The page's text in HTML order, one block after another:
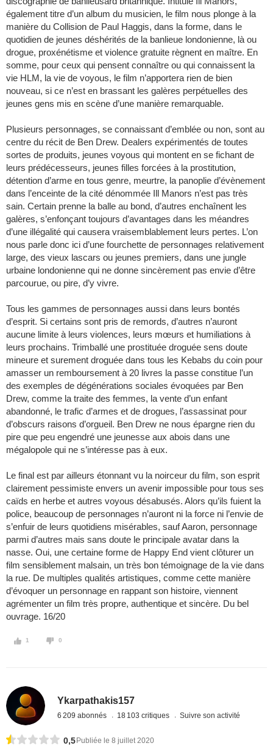
également titre d’un album du musicien, le film nous plonge à la
manière du Collision de Paul Haggis, dans la forme, dans le
quotidien de jeunes déshérités de la banlieue londonienne, là ou
drogue, proxénétisme et violence gratuite règnent en maître. En
somme, pour ceux qui pensent connaître ou qui connaissent la
vie HLM, la vie de voyous, le film n’apportera rien de bien
nouveau, si ce n’est en brassant les galères perpétuelles des
jeunes gens mis en scène d’une manière remarquable.
Plusieurs personnages, se connaissant d’emblée ou non, sont au
centre du récit de Ben Drew. Dealers expérimentés de toutes
sortes de produits, jeunes voyous qui montent en se fichant de
leurs prédécesseurs, jeunes filles forcées à la prostitution,
détention d’arme en tous genre, meurtre, la panoplie d’évènement
dans l’enceinte de la cité dénommée Ill Manors n’est pas très
sain. Certain prenne la balle au bond, d’autres enchaînent les
galères, s’enfonçant toujours d’avantages dans les méandres
d’une illégalité qui causera vraisemblablement leurs pertes. L’on
nous parle donc ici d’une fourchette de personnages relativement
large, des vieux lascars ou jeunes premiers, dans une jungle
urbaine londonienne qui ne donne sincèrement pas envie d’être
parcourue, ou pire, d’y vivre.
Tous les gammes de personnages aussi dans leurs bontés
d’esprit. Si certains sont pris de remords, d’autres n’auront
aucune limite à leurs violences, leurs mœurs et humiliations à
leurs prochains. Trimballé une prostituée droguée sens doute
mineure et surement droguée dans tous les Kebabs du coin pour
amasser un remboursement à 20 livres la passe constitue l’un
des exemples de dégénérations sociales évoquées par Ben
Drew, comme la traite des femmes, la vente d’un enfant
abandonné, le trafic d’armes et de drogues, l’assassinat pour
d’obscurs raisons d’orgueil. Ben Drew ne nous épargne rien du
pire que peu engendré une jeunesse aux abois dans une
mégalopole qui ne s’intéresse pas à eux.
Le final est par ailleurs étonnant vu la noirceur du film, son esprit
clairement pessimiste envers un avenir impossible pour tous ses
caïds en herbe et autres voyous désabusés. Alors qu’ils fuient la
police, beaucoup de personnages n’auront ni la force ni l’envie de
s’enfuir de leurs quotidiens misérables, sauf Aaron, personnage
parmi d’autres mais sans doute le principale avatar dans la
nasse. Oui, une certaine forme de Happy End vient clôturer un
film sensiblement malsain, un très bon témoignage de la vie dans
la rue. De multiples qualités artistiques, comme cette manière
d’évoquer un personnage en rappant son histoire, viennent
agrémenter un film très propre, authentique et sincère. Du bel
ouvrage. 16/20
1 0
Ykarpathakis157
6 209 abonnés 18 103 critiques Suivre son activité
0,5 Publiée le 8 juillet 2020